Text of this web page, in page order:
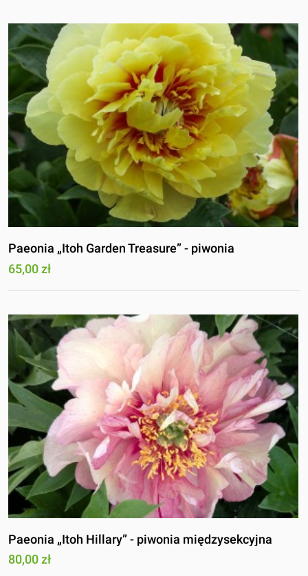
Paeonia „Itoh Garden Treasure” - piwonia
65,00 zł
Paeonia „Itoh Hillary” - piwonia międzysekcyjna
80,00 zł